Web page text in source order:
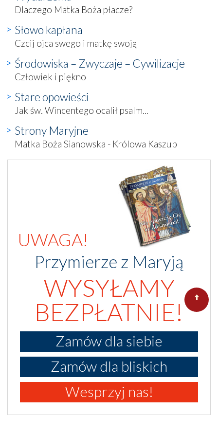
Dlaczego Matka Boża płacze?
Słowo kapłana
Czcij ojca swego i matkę swoją
Środowiska – Zwyczaje – Cywilizacje
Człowiek i piękno
Stare opowieści
Jak św. Wincentego ocalił psalm...
Strony Maryjne
Matka Boża Sianowska - Królowa Kaszub
UWAGA!
Przymierze z Maryją
WYSYŁAMY
BEZPŁATNIE!
Zamów dla siebie
Zamów dla bliskich
Wesprzyj nas!